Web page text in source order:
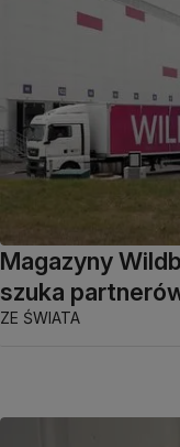
Magazyny
szuka
ZE ŚWIATA